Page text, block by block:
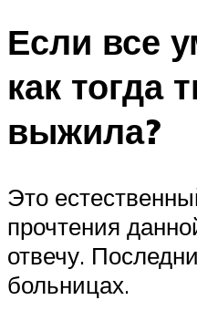
Если все
как тогда
выжила?
Это
прочтения
отвечу.
больницах.